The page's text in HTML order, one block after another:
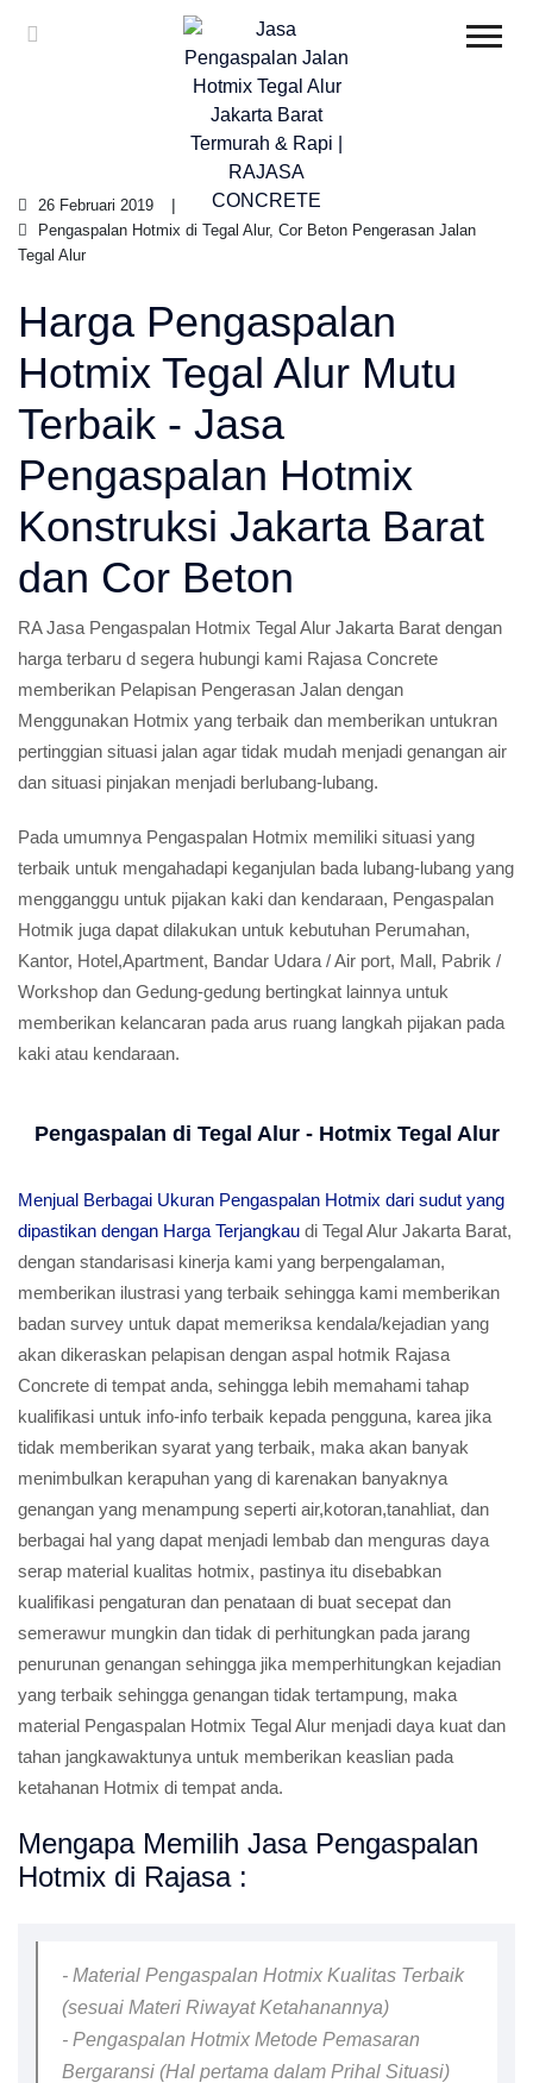
26 Februari 2019
Pengaspalan Hotmix di Tegal Alur, Cor Beton Pengerasan Jalan
Tegal Alur
Harga Pengaspalan
Hotmix Tegal Alur Mutu
Terbaik - Jasa
Pengaspalan Hotmix
Konstruksi Jakarta Barat
dan Cor Beton
RA Jasa Pengaspalan Hotmix Tegal Alur Jakarta Barat dengan
harga terbaru d segera hubungi kami Rajasa Concrete
memberikan Pelapisan Pengerasan Jalan dengan
Menggunakan Hotmix yang terbaik dan memberikan untukran
pertinggian situasi jalan agar tidak mudah menjadi genangan air
dan situasi pinjakan menjadi berlubang-lubang.
Pada umumnya Pengaspalan Hotmix memiliki situasi yang
terbaik untuk mengahadapi keganjulan bada lubang-lubang yang
mengganggu untuk pijakan kaki dan kendaraan, Pengaspalan
Hotmik juga dapat dilakukan untuk kebutuhan Perumahan,
Kantor, Hotel,Apartment, Bandar Udara / Air port, Mall, Pabrik /
Workshop dan Gedung-gedung bertingkat lainnya untuk
memberikan kelancaran pada arus ruang langkah pijakan pada
kaki atau kendaraan.
Pengaspalan di Tegal Alur - Hotmix Tegal Alur
Menjual Berbagai Ukuran Pengaspalan Hotmix dari sudut yang
dipastikan dengan Harga Terjangkau di Tegal Alur Jakarta Barat,
dengan standarisasi kinerja kami yang berpengalaman,
memberikan ilustrasi yang terbaik sehingga kami memberikan
badan survey untuk dapat memeriksa kendala/kejadian yang
akan dikeraskan pelapisan dengan aspal hotmik Rajasa
Concrete di tempat anda, sehingga lebih memahami tahap
kualifikasi untuk info-info terbaik kepada pengguna, karea jika
tidak memberikan syarat yang terbaik, maka akan banyak
menimbulkan kerapuhan yang di karenakan banyaknya
genangan yang menampung seperti air,kotoran,tanahliat, dan
berbagai hal yang dapat menjadi lembab dan menguras daya
serap material kualitas hotmix, pastinya itu disebabkan
kualifikasi pengaturan dan penataan di buat secepat dan
semerawur mungkin dan tidak di perhitungkan pada jarang
penurunan genangan sehingga jika memperhitungkan kejadian
yang terbaik sehingga genangan tidak tertampung, maka
material Pengaspalan Hotmix Tegal Alur menjadi daya kuat dan
tahan jangkawaktunya untuk memberikan keaslian pada
ketahanan Hotmix di tempat anda.
Mengapa Memilih Jasa Pengaspalan
Hotmix di Rajasa :
- Material Pengaspalan Hotmix Kualitas Terbaik
(sesuai Materi Riwayat Ketahanannya)
- Pengaspalan Hotmix Metode Pemasaran
Bergaransi (Hal pertama dalam Prihal Situasi)